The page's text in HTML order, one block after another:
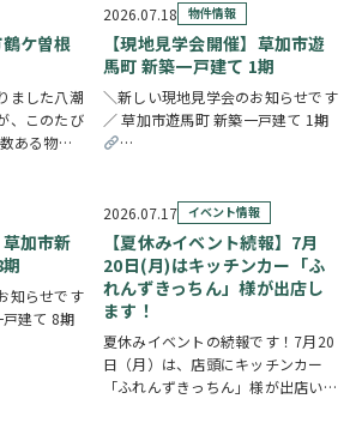
由にお選
の広々と
とても嬉しく思っております。 販
売期間中はたくさんのお問い合わせ
やご内覧をいただ…
鶴ケ曽根
ました八潮
、このたび
ある物件
ます。
お問い合わ
2026.07.18 物件情報
【現地見学会開催】草加市遊
馬町 新築一戸建て 1期
＼新しい現地見学会のお知らせです
／ 草加市遊馬町 新築一戸建て 1期
草加市新
知らせです
建て 8期
st/
2026.07.17 イベント情報
【夏休みイベント続報】7月
20日(月)はキッチンカー「ふ
れんずきっちん」様が出店し
ます！
夏休みイベントの続報です！7月20
日（月）は、店頭にキッチンカー
「ふれんずきっちん」様が出店いた